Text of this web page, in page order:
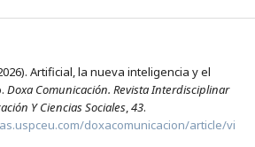
Artificial, la nueva inteligencia y el
Doxa Comunicación. Revista Interdisciplinar
Y Ciencias Sociales,43.
doxacomunicacion/article/vi